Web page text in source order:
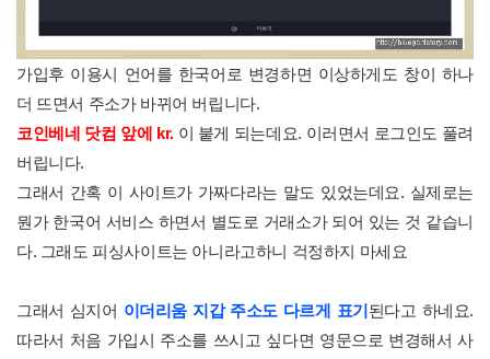
가입후 이용시 언어를 한국어로 변경하면 이상하게도 창이 하나
더 뜨면서 주소가 바뀌어 버립니다.
코인베네 닷컴 앞에 kr.이 붙게 되는데요. 이러면서 로그인도 풀려
버립니다.
그래서 간혹 이 사이트가 가짜다라는 말도 있었는데요. 실제로는
뭔가 한국어 서비스 하면서 별도로 거래소가 되어 있는 것 같습니
다. 그래도 피싱사이트는 아니라고하니 걱정하지 마세요
그래서 심지어 이더리움 지갑 주소도 다르게 표기 된다고 하네요.
따라서 처음 가입시 주소를 쓰시고 싶다면 영문으로 변경해서 사